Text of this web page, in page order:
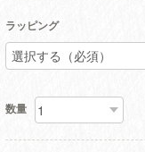
ラッピング
数量